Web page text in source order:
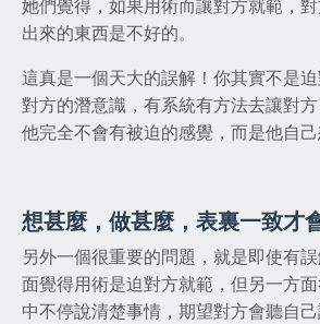
她們覺得，如果用術而讓對方就範，
出來的東西是不好的。
這真是一個天大的誤解！你其實不是
對方的潛意識，有系統有方法去讓對方
他完全不會有被迫的感覺，而是他自己
想甚麼，做甚麼，表裏一致才
另外一個很重要的問題，就是即使有
面覺得用術是迫對方就範，但另一方
中不停說清楚事情，期望對方會聽自